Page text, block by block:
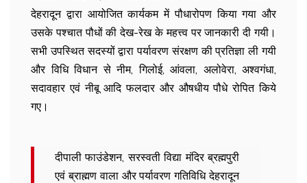
देहरादून द्वारा आयोजित कार्यकम में पौधारोपण किया गया और
उसके पश्चात पौधों की देख-रेख के महत्त्व पर जानकारी दी गयी।
सभी उपस्थित सदस्यों द्वारा पर्यावरण संरक्षण की प्रतिज्ञा ली गयी
और विधि विधान से नीम, गिलोई, आंवला, अलोवेरा, अश्वगंधा,
सदावहार एवं नीबू आदि फलदार और औषधीय पौधे रोपित किये
गए।
दीपाली फाउंडेशन, सरस्वती विद्या मंदिर ब्रह्मपुरी
एवं ब्राह्मण वाला और पर्यावरण गतिविधि देहरादून